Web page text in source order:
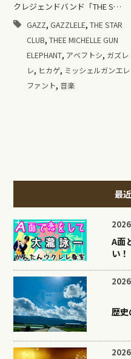
クレジェンドバンド「THE S…
GAZZ, GAZZLELE, THE STAR
CLUB, THEE MICHELLE GUN
ELEPHANT, アベフトシ, ガズレ
レ, ヒカゲ, ミッシェルガンエレ
ファント, 音楽
最
A面
い！
歴史